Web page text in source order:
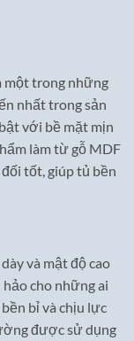
một trong những
nhất trong sản
với bề mặt mịn
làm từ gỗ MDF
tốt, giúp tủ bền
và mật độ cao
cho những ai
bỉ và chịu lực
được sử dụng